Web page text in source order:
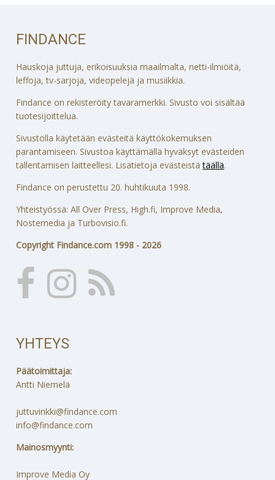
FINDANCE
Hauskoja juttuja, erikoisuuksia maailmalta, netti-ilmiöitä,
leffoja, tv-sarjoja, videopelejä ja musiikkia.
Findance on rekisteröity tavaramerkki. Sivusto voi sisältää
tuotesijoittelua.
Sivustolla käytetään evästeitä käyttökokemuksen
parantamiseen. Sivustoa käyttämällä hyväksyt evästeiden
tallentamisen laitteellesi. Lisätietoja evästeistätäällä.
Findance on perustettu 20. huhtikuuta 1998.
Yhteistyössä: All Over Press, High.fi, Improve Media,
Nostemedia ja Turbovisio.fi.
Copyright Findance.com 1998 - 2026
YHTEYS
Päätoimittaja:
Antti Niemelä
juttuvinkki@findance.com
info@findance.com
Mainosmyynti:
Improve Media Oy